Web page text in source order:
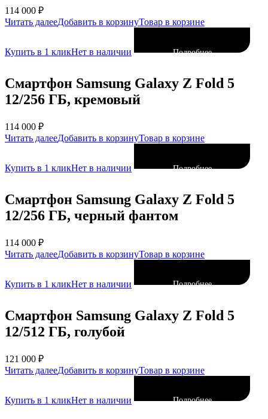
114 000 ₽
Читать далееДобавить в корзинуТовар в корзине
Купить в 1 кликНет в наличии Подробнее
Смартфон Samsung Galaxy Z Fold 5
12/256 ГБ, кремовый
114 000 ₽
Читать далееДобавить в корзинуТовар в корзине
Купить в 1 кликНет в наличии Подробнее
Смартфон Samsung Galaxy Z Fold 5
12/256 ГБ, черный фантом
114 000 ₽
Читать далееДобавить в корзинуТовар в корзине
Купить в 1 кликНет в наличии Подробнее
Смартфон Samsung Galaxy Z Fold 5
12/512 ГБ, голубой
121 000 ₽
Читать далееДобавить в корзинуТовар в корзине
Купить в 1 кликНет в наличии Подробнее